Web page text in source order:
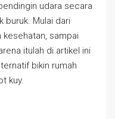
udara secara
buruk. Mulai dari
kesehatan, sampai
itulah di artikel ini
bikin rumah
kuy.